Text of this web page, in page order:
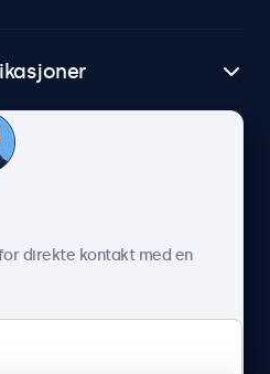
direkte kontakt med en